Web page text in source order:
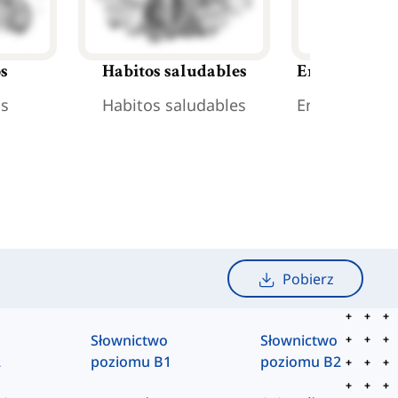
Habitos saludables
Habitos saludables
Pobierz
Słownictwo
poziomu B1
Słownictwo
poziomu B2